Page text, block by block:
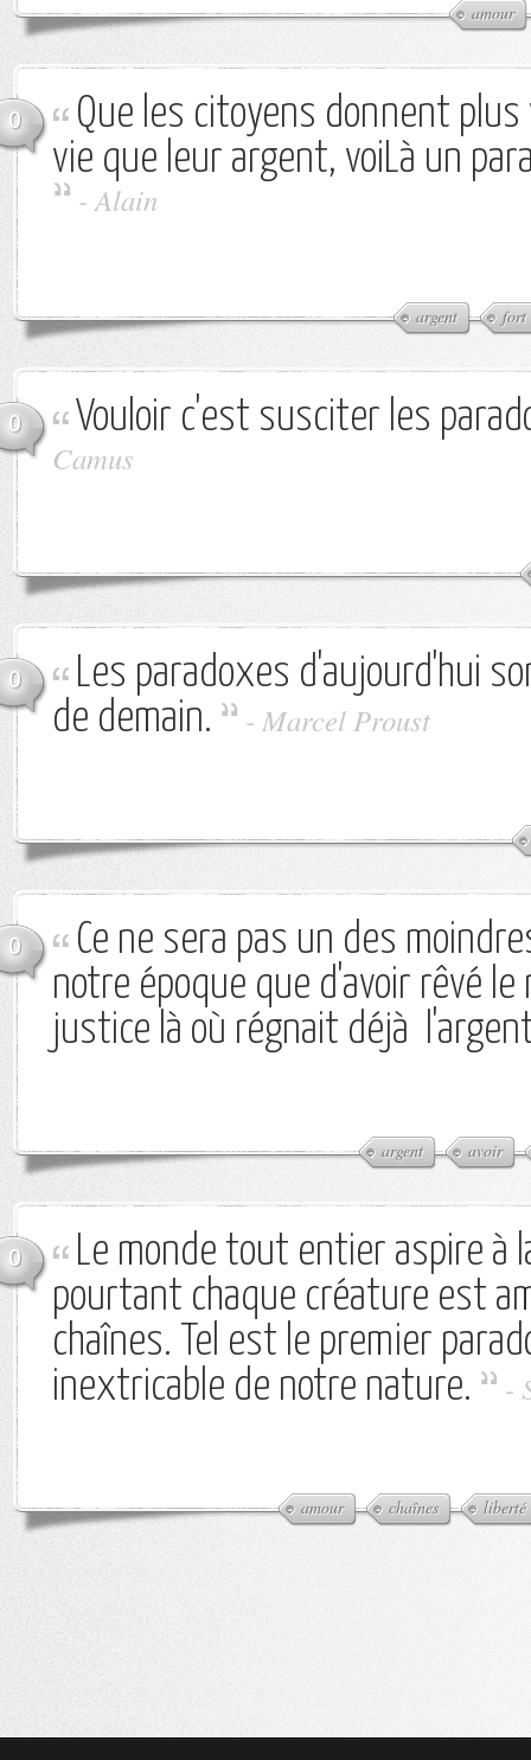
amour
0
Que les citoyens donnent
vie que leur argent, voiLà un
-Alain
argent fort
0 Vouloir c'est susciter les
Camus
0
Les paradoxes d'aujourd'hui
de demain.
- Marcel Proust
0
Ce ne sera pas un des
notre époque que d'avoir rêvé le
justice là où régnait déjà
argent avoir
0
Le monde tout entier aspire à
pourtant chaque créature est
chaînes. Tel est le premier
inextricable de notre nature.
-
amour chaînes liberté